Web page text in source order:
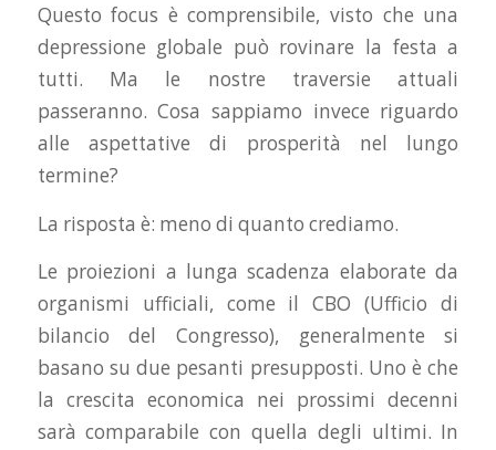
Questo focus è comprensibile, visto che una
depressione globale può rovinare la festa a
tutti. Ma le nostre traversie attuali
passeranno. Cosa sappiamo invece riguardo
alle aspettative di prosperità nel lungo
termine?
La risposta è: meno di quanto crediamo.
Le proiezioni a lunga scadenza elaborate da
organismi ufficiali, come il CBO (Ufficio di
bilancio del Congresso), generalmente si
basano su due pesanti presupposti. Uno è che
la crescita economica nei prossimi decenni
sarà comparabile con quella degli ultimi. In